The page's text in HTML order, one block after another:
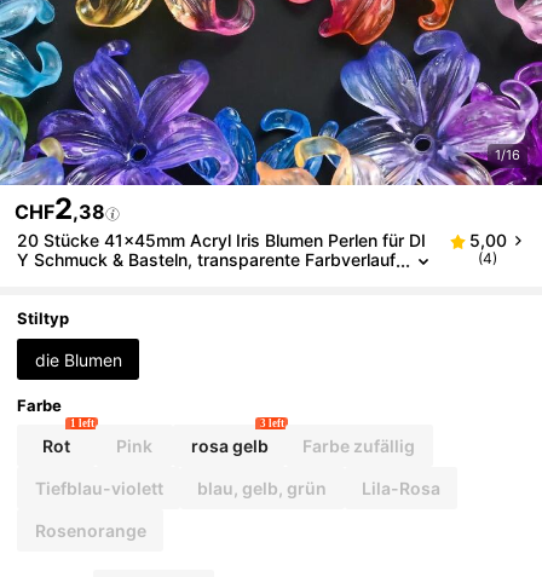
1/16
CHF2,38
20 Stücke 41x45mm Acryl Iris Blumen Perlen für DI
Y Schmuck & Basteln, transparente Farbverlauf
5,00
(4)
Stiltyp
die Blumen
Farbe
Rot
1 left
Pink rosa gelb
3 left
Farbe zufällig
Tiefblau-violett blau, gelb, grün Lila-Rosa
Rosenorange